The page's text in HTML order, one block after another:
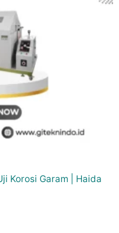
Korosi Garam | Haida